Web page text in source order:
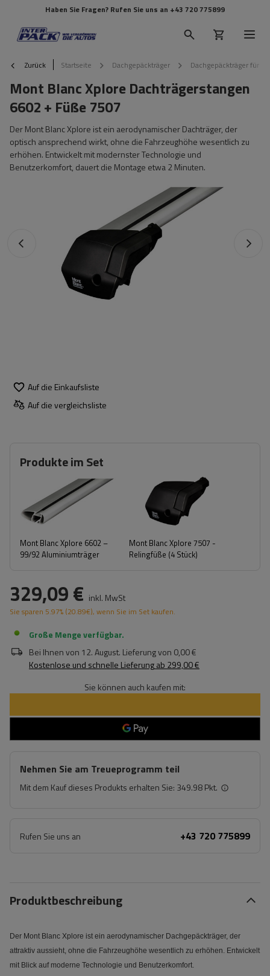
Haben Sie Fragen? Rufen Sie uns an +43 720 775899
Zurück Startseite Dachgepäckträger Dachgepäckträger für
Mont Blanc Xplore Dachträgerstangen
6602 + Füße 7507
Der Mont Blanc Xplore ist ein aerodynamischer Dachträger, der
optisch ansprechend wirkt, ohne die Fahrzeughöhe wesentlich zu
erhöhen. Entwickelt mit modernster Technologie und
Benutzerkomfort, dauert die Montage etwa 2 Minuten.
Auf die Einkaufsliste
Auf die vergleichsliste
Produkte im Set
Mont Blanc Xplore 6602 –
99/92 Aluminiumträger
Mont Blanc Xplore 7507 -
Relingfüße (4 Stück)
329,09 € inkl. MwSt
Sie sparen 5.97% (20.89€), wenn Sie im Set kaufen.
Große Menge verfügbar
Bei Ihnen von 12. August. Lieferung von 0,00 €
Kostenlose und schnelle Lieferungab 299,00 €
Sie können auch kaufen mit:
Nehmen Sie am Treueprogramm teil
Mit dem Kauf dieses Produkts erhalten Sie: 349.98 Pkt.
Rufen Sie uns an +43 720 775899
Produktbeschreibung
Der Mont Blanc Xplore ist ein aerodynamischer Dachgepäckträger, der
attraktiv aussieht, ohne die Fahrzeughöhe wesentlich zu erhöhen. Entwickelt
mit Blick auf moderne Technologie und Benutzerkomfort.